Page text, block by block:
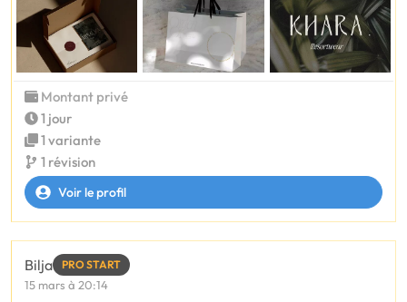
Montant privé
1 jour
1 variante
1 révision
Voir le profil
Bilja PRO START
15 mars à 20:14